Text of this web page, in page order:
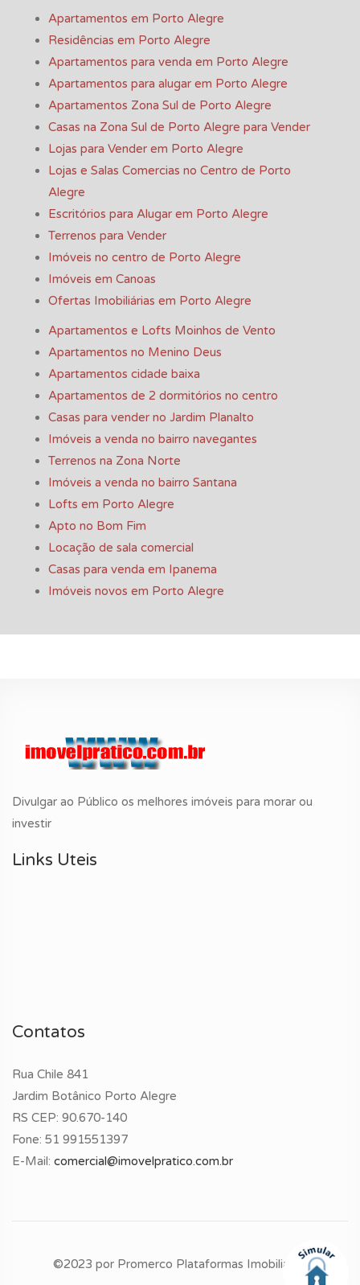
Apartamentos em Porto Alegre
Residências em Porto Alegre
Apartamentos para venda em Porto Alegre
Apartamentos para alugar em Porto Alegre
Apartamentos Zona Sul de Porto Alegre
Casas na Zona Sul de Porto Alegre para Vender
Lojas para Vender em Porto Alegre
Lojas e Salas Comercias no Centro de Porto
Alegre
Escritórios para Alugar em Porto Alegre
Terrenos para Vender
Imóveis no centro de Porto Alegre
Imóveis em Canoas
Ofertas Imobiliárias em Porto Alegre
Apartamentos e Lofts Moinhos de Vento
Apartamentos no Menino Deus
Apartamentos cidade baixa
Apartamentos de 2 dormitórios no centro
Casas para vender no Jardim Planalto
Imóveis a venda no bairro navegantes
Terrenos na Zona Norte
Imóveis a venda no bairro Santana
Lofts em Porto Alegre
Apto no Bom Fim
Locação de sala comercial
Casas para venda em Ipanema
Imóveis novos em Porto Alegre
Divulgar ao Público os melhores imóveis para morar ou
investir
Links Uteis
Contatos
Rua Chile 841
Jardim Botânico Porto Alegre
RS CEP: 90.670-140
Fone: 51 991551397
E-Mail: comercial@imovelpratico.com.br
©2023 por Promerco Plataformas Imobiliárias